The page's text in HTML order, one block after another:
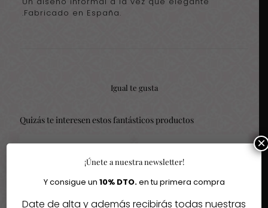
.Fabricado en España.
Igual te gusta
Quizás te interesen estos fantásticos productos
¡Únete a nuestra newsletter!
Y consigue un 10% DTO.en tu primera compra
Date de alta y además recibirás todas nuestras
×